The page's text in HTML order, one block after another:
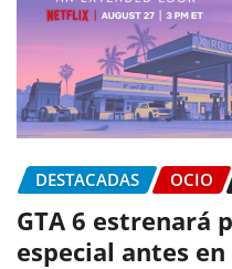
DESTACADAS OCIO
GTA 6 estrenará
especial antes